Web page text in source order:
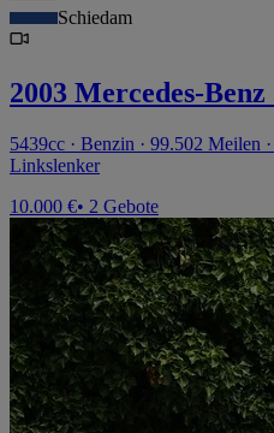
Schiedam
2003 Mercedes-
5439cc · Benzin · 99.502 Meilen
Linkslenker
10.000 €• 2 Gebote